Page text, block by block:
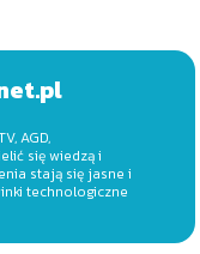
AGD,
się wiedzą i
stają się jasne i
technologiczne